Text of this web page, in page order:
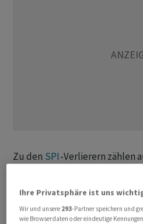
Zu den SPI-Verlierern zählen
(minus 5 Prozent).
+++
Ihre Privatsphäre ist uns
Wir und unsere 293-Partner speichern und
wie Browserdaten oder eindeutige